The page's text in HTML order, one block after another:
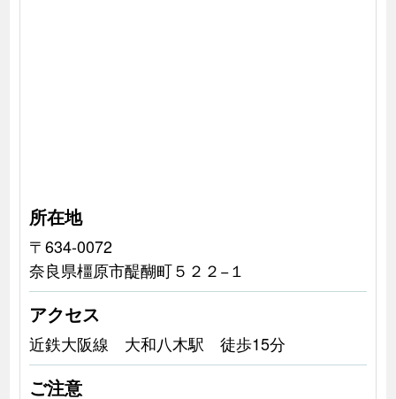
所在地
〒634-0072
奈良県橿原市醍醐町５２２−１
アクセス
近鉄大阪線 大和八木駅 徒歩15分
ご注意